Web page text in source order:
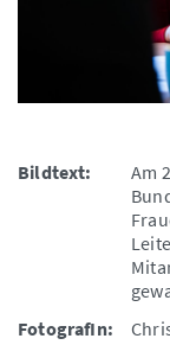
Bildtext:
Am
FotografIn: